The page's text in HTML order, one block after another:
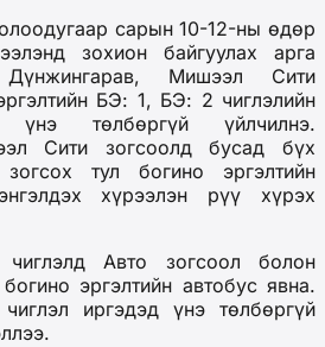
сарын 10-12-ны өдөр
зохион байгуулах арга
Мишээл Сити
БЭ: 1, БЭ: 2 чиглэлийн
үнэ төлбөргүй үйлчилнэ.
Сити зогсоолд бусад бүх
зогсох тул богино эргэлтийн
хүрээлэн рүү хүрэх
Авто зогсоол болон
эргэлтийн автобус явна.
иргэдэд үнэ төлбөргүй